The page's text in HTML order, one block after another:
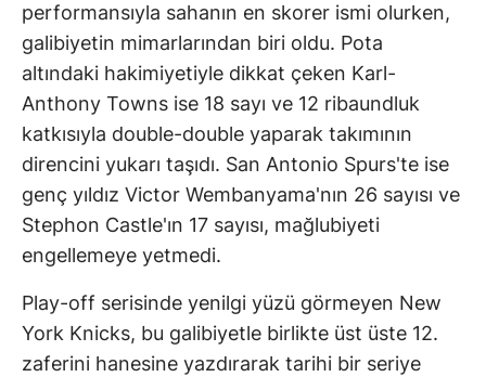
performansıyla sahanın en skorer ismi olurken,
galibiyetin mimarlarından biri oldu. Pota
altındaki hakimiyetiyle dikkat çeken Karl-
Anthony Towns ise 18 sayı ve 12 ribaundluk
katkısıyla double-double yaparak takımının
direncini yukarı taşıdı. San Antonio Spurs'te ise
genç yıldız Victor Wembanyama'nın 26 sayısı ve
Stephon Castle'ın 17 sayısı, mağlubiyeti
engellemeye yetmedi.
Play-off serisinde yenilgi yüzü görmeyen New
York Knicks, bu galibiyetle birlikte üst üste 12.
zaferini hanesine yazdırarak tarihi bir seriye